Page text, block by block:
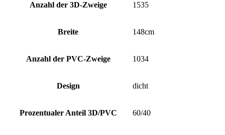
Anzahl der 3D-Zweige 1535
Breite 148cm
Anzahl der PVC-Zweige 1034
Design dicht
Prozentualer Anteil 3D/PVC 60/40